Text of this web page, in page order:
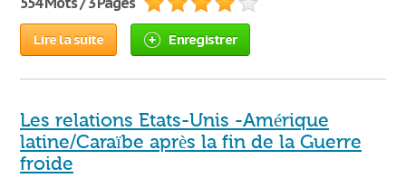
Lire la suite Enregistrer
Les relations Etats-Unis -Amérique
latine/Caraïbe après la fin de la Guerre
froide